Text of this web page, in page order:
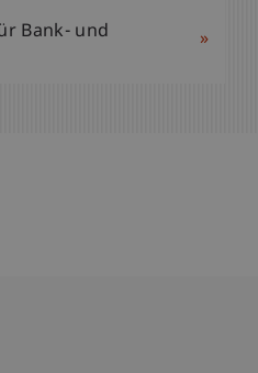
Bank- und
»